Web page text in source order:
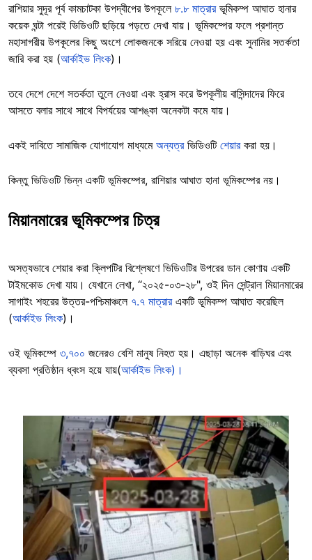
রাশিয়ার সুদূর পূর্ব কামচাটকা উপদ্বীপের উপকূলে ৮.৮ মাত্রারভূমিকম্প আঘাত হানার
কয়েক ঘন্টা পরেই ভিডিওটি ছড়িয়ে পড়তে দেখা যায়। ভূমিকম্পের ফলে প্রশান্ত
মহাসাগরীয় উপকূলের কিছু অংশে লোকজনকে সরিয়ে নেওয়া হয় এবং সুনামির সতর্কতা
জারি করা হয় (আর্কাইভ লিংক)।
তবে দেশে দেশে সতর্কতা তুলে নেওয়া এবং হ্রাস করে উপকূলীয় বাসিন্দাদের ফিরে
আসতে বলার সাথে সাথে বিপর্যয়ের আশঙ্কা অনেকটা কমে যায়।
একই দাবিতে সামাজিক যোগাযোগ মাধ্যমে অন্যত্রভিডিওটি শেয়ারকরা হয়।
কিন্তু ভিডিওটি ভিন্ন একটি ভূমিকম্পের, রাশিয়ার আঘাত হানা ভূমিকম্পের নয়।
মিয়ানমারের ভূমিকম্পের চিত্র
অসত্যভাবে শেয়ার করা ক্লিপটির বিশ্লেষণে ভিডিওটির উপরের ডান কোণায় একটি
টাইমকোড দেখা যায়। যেখানে লেখা, “২০২৫-০৩-২৮", ওই দিন সেন্ট্রাল মিয়ানমারের
সাগাইং শহরের উত্তর-পশ্চিমাঞ্চলে ৭.৭ মাত্রারএকটি ভূমিকম্প আঘাত করেছিল
(আর্কাইভ লিংক)।
ওই ভূমিকম্পে ৩,৭০০ জনেরও বেশি মানুষ নিহত হয়। এছাড়া অনেক বাড়িঘর এবং
ব্যবসা প্রতিষ্ঠান ধ্বংস হয়ে যায়(আর্কাইভ লিংক)।